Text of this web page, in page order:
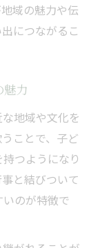
域の魅力や伝
につながるこ
魅力
地域や文化を
ことで、子ど
つようになり
と結びついて
のが特徴で